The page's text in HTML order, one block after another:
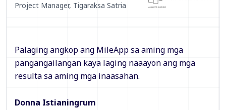
Project Manager, Tigaraksa Satria
Palaging angkop ang MileApp sa aming mga
pangangailangan kaya laging naaayon ang mga
resulta sa aming mga inaasahan.
Donna Istianingrum